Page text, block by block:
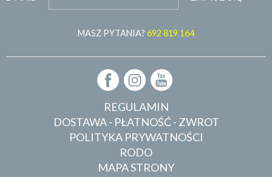
MASZ PYTANIA? 692 819 164
REGULAMIN
DOSTAWA - PŁATNOŚĆ - ZWROT
POLITYKA PRYWATNOŚCI
RODO
MAPA STRONY